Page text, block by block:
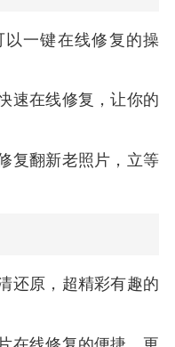
一键在线修复的操
速在线修复，让你的
复翻新老照片，立等
还原，超精彩有趣的